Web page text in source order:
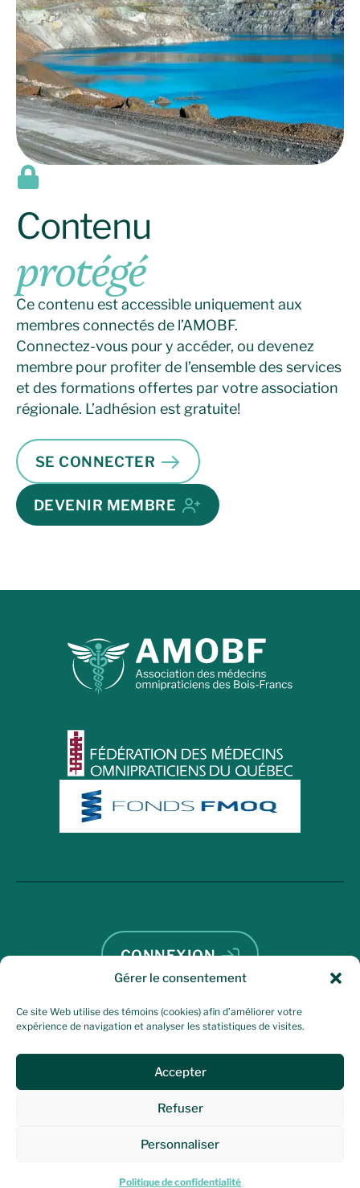
Gérer le consentement
Ce site Web utilise des témoins (cookies) afin d’améliorer votre
expérience de navigation et analyser les statistiques de visites.
Accepter
Refuser
Personnaliser
Politique de confidentialité
Contenu
protégé
Ce contenu est accessible uniquement aux
membres connectés de l’AMOBF.
Connectez-vous pour y accéder, ou devenez
membre pour profiter de l’ensemble des services
et des formations offertes par votre association
régionale. L’adhésion est gratuite!
SE CONNECTER
DEVENIR MEMBRE
CONNEXION
Francs.
Conception Web :Oktane